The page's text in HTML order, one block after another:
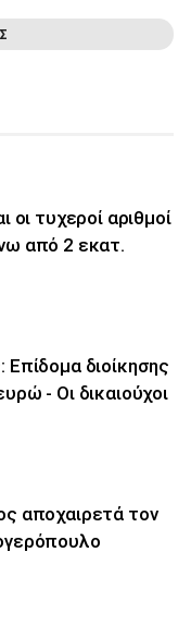
οι τυχεροί αριθμοί
από 2 εκατ.
διοίκησης
- Οι δικαιούχοι
αποχαιρετά τον